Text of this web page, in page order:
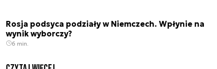
Rosja podsyca podziały w Niemczech. Wpłynie na
wynik wyborczy?
6 min.